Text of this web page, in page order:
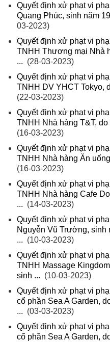
Quyết định xử phạt vi
Quang Phúc, sinh năm
03-2023)
Quyết định xử phạt vi
TNHH Thương mại Nhà
... (28-03-2023)
Quyết định xử phạt vi
TNHH DV YHCT Tokyo,
(22-03-2023)
Quyết định xử phạt vi
TNHH Nhà hàng T&T,
(16-03-2023)
Quyết định xử phạt vi
TNHH Nhà hàng Ăn
(16-03-2023)
Quyết định xử phạt vi
TNHH Nhà hàng Cafe
... (14-03-2023)
Quyết định xử phạt vi
Nguyễn Vũ Trường, sinh
... (10-03-2023)
Quyết định xử phạt vi
TNHH Massage
sinh ... (10-03-2023)
Quyết định xử phạt vi
cổ phần Sea A Garden,
... (03-03-2023)
Quyết định xử phạt vi
cổ phần Sea A Garden,